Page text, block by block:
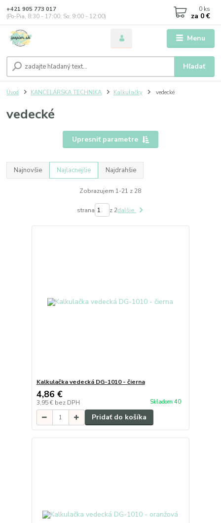
Menu
Hľadať
+421 905 773 017
(Po-Pia, 8:30 - 17:00, So: 9:00 - 12:00)
0 ks
za 0 €
Úvod KANCELÁRSKA TECHNIKA Kalkulačky vedecké
vedecké
Upresniť parametre
Najnovšie Najlacnejšie Najdrahšie
Zobrazujem 1-21 z 28
strana z 2ďalšie
Kalkulačka vedecká DG-1010 - čierna
4,86 €
3,95 € bez DPH Skladom 40
Pridať do košíka